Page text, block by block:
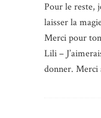
Pour le reste,
laisser la
Merci pour
Lili –
donner.